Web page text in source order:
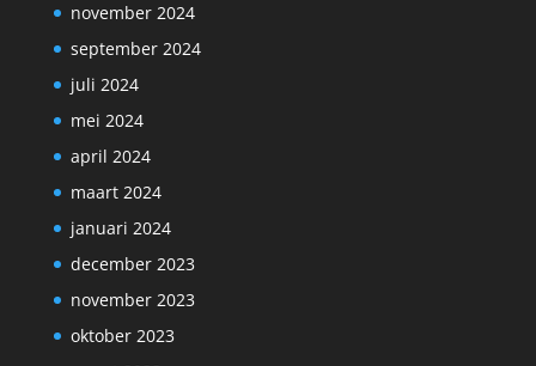
november 2024
september 2024
juli 2024
mei 2024
april 2024
maart 2024
januari 2024
december 2023
november 2023
oktober 2023